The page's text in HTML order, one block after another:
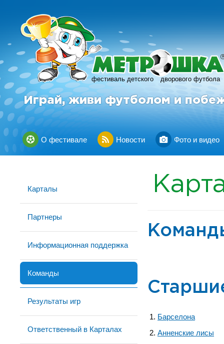
фестиваль детского дворового футбола
R
Играй, живи футболом и
О фестивале Новости Фото и видео
Карталы
Партнеры
Информационная поддержка
Команды
Результаты игр
Ответственный в Карталах
Барселона
Анненские лисы